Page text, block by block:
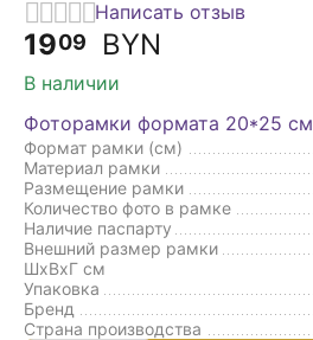
Написать отзыв
1909 BYN
В наличии
Фоторамки формата 20*25 см
Формат рамки (см)
Материал рамки
Размещение рамки
Количество фото в рамке
Наличие паспарту
Внешний размер рамки
ШxВxГ см
Упаковка
Бренд
Страна производства